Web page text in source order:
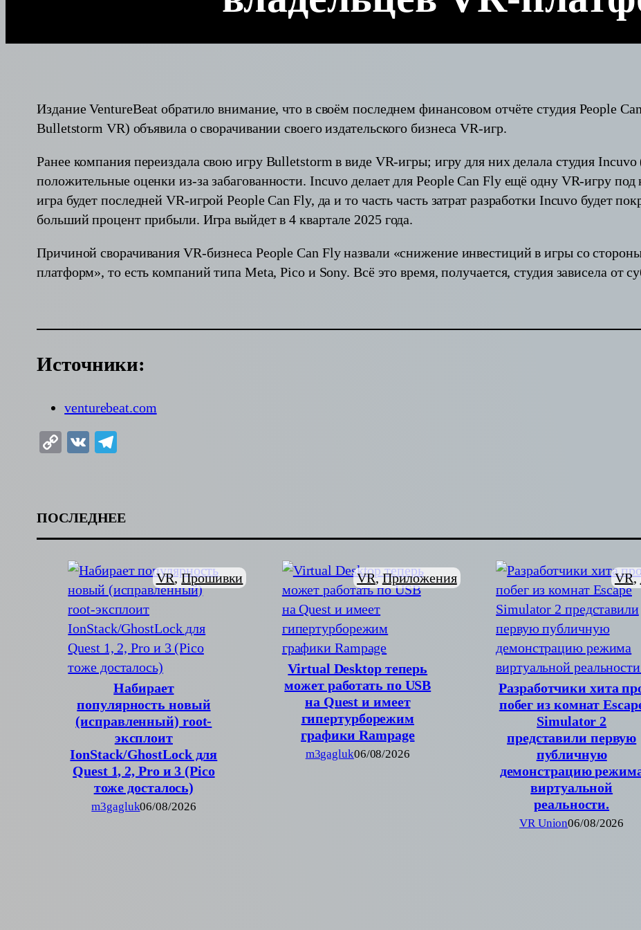
Издание VentureBeat обратило внимание, что в своём последнем финансовом отчёте студия People
Bulletstorm VR) объявила о сворачивании своего издательского бизнеса VR-игр.
Ранее компания переиздала свою игру Bulletstorm в виде VR-игры; игру для них делала студия
положительные оценки из-за забагованности. Incuvo делает для People Can Fly ещё одну VR-игру
игра будет последней VR-игрой People Can Fly, да и то часть часть затрат разработки Incuvo будет
больший процент прибыли. Игра выйдет в 4 квартале 2025 года.
Причиной сворачивания VR-бизнеса People Can Fly назвали «снижение инвестиций в игры со
платформ», то есть компаний типа Meta, Pico и Sony. Всё это время, получается, студия зависела от
Источники:
venturebeat.com
Copy
VK
ПОСЛЕДНЕЕ
Набирает
популярность новый
(исправленный) root-
эксплоит
IonStack/GhostLock для
Quest 1, 2, Pro и 3 (Pico
тоже досталось)
VR, Прошивки
m3gagluk06/08/2026
Virtual Desktop теперь
может работать по USB
на Quest и имеет
гипертурборежим
графики Rampage
VR, Приложения
m3gagluk06/08/2026
Разработчики хита
побег из комнат
Simulator 2
представили первую
публичную
демонстрацию
виртуальной
реальности.
VR,
VR Union06/08/2026